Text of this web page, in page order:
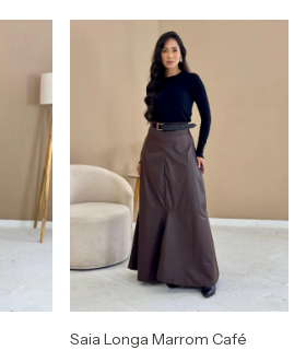
Saia Longa Marrom Café